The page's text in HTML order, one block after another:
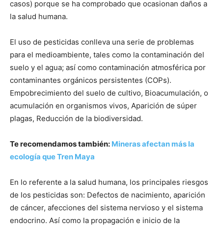
casos) porque se ha comprobado que ocasionan daños a
la salud humana.
El uso de pesticidas conlleva una serie de problemas
para el medioambiente, tales como la contaminación del
suelo y el agua; así como contaminación atmosférica por
contaminantes orgánicos persistentes (COPs).
Empobrecimiento del suelo de cultivo, Bioacumulación, o
acumulación en organismos vivos, Aparición de súper
plagas, Reducción de la biodiversidad.
Te recomendamos también: Mineras afectan más la
ecología que Tren Maya
En lo referente a la salud humana, los principales riesgos
de los pesticidas son: Defectos de nacimiento, aparición
de cáncer, afecciones del sistema nervioso y el sistema
endocrino. Así como la propagación e inicio de la